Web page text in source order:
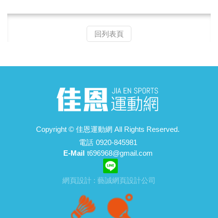
回列表頁
Copyright © 佳恩運動網 All Rights Reserved.
電話 0920-845981
E-Mail t696968@gmail.com
網頁設計 : 藝誠網頁設計公司